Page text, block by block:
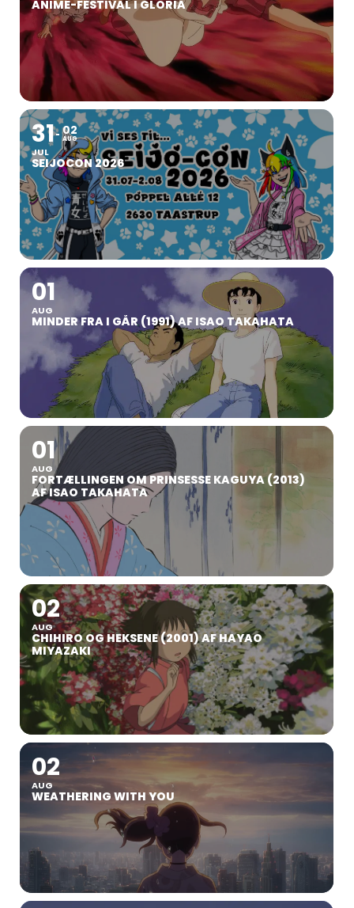
ANIMÉ-FESTIVAL I GLORIA
31
JUL
02
AUG
SEIJOCON 2026
01
AUG
MINDER FRA I GÅR (1991) AF ISAO TAKAHATA
01
AUG
FORTÆLLINGEN OM PRINSESSE KAGUYA (2013)
AF ISAO TAKAHATA
02
AUG
CHIHIRO OG HEKSENE (2001) AF HAYAO
MIYAZAKI
02
AUG
WEATHERING WITH YOU